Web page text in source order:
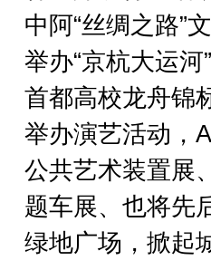
中阿“丝绸之路”
举办“京杭大运
首都高校龙舟锦
举办演艺活动，
公共艺术装置展
题车展、也将先
绿地广场，掀起